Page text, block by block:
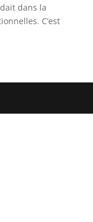
dans la
C’est